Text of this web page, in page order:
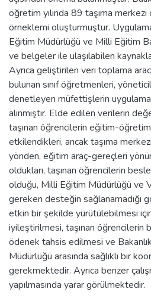
öğretim yılında 89 taşıma
örneklemi oluşturmuştur.
Eğitim Müdürlüğü ve Milli Eğitim
ve belgeler ile ulaşılabilen
Ayrıca geliştirilen veri toplama
bulunan sınıf öğretmenleri,
denetleyen müfettişlerin
alınmıştır. Elde edilen verilerin
taşınan öğrencilerin eğitim-öğretim
etkilendikleri, ancak taşıma
yönden, eğitim araç-gereçleri
oldukları, taşınan öğrencilerin
olduğu, Milli Eğitim Müdürlüğü ve
gereken desteğin sağlanamadığı
etkin bir şekilde yürütülebilmesi
iyileştirilmesi, taşınan öğrencilerin
ödenek tahsis edilmesi ve
Müdürlüğü arasında sağlıklı bir
gerekmektedir. Ayrıca benzer
yapılmasında yarar görülmektedir.